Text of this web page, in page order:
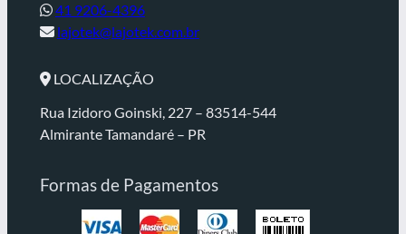
41 9206-4396
lajotek@lajotek.com.br
LOCALIZAÇÃO
Rua Izidoro Goinski, 227 – 83514-544
Almirante Tamandaré – PR
Formas de Pagamentos